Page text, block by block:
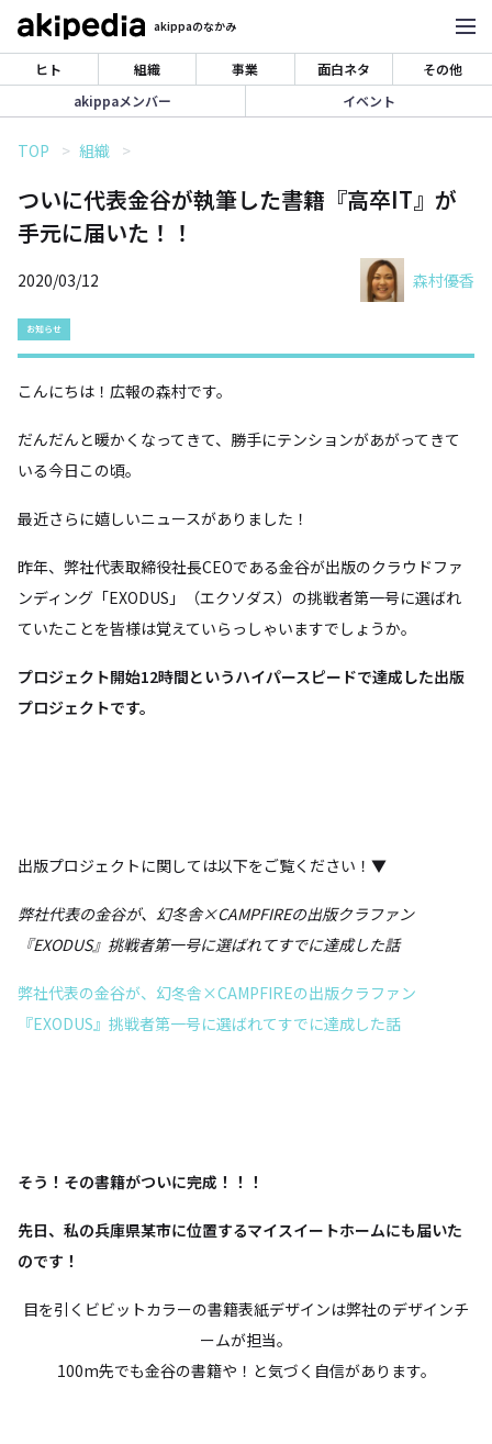
akippaのなかみ
ヒト 組織 事業 面白ネタ
その他
akippaメンバー
イベント
TOP 組織
ついに代表金谷が執筆した書籍『高卒IT』が
手元に届いた！！
2020/03/12 森村優香
お知らせ
こんにちは！広報の森村です。
だんだんと暖かくなってきて、勝手にテンションがあがってきて
いる今日この頃。
最近さらに嬉しいニュースがありました！
昨年、弊社代表取締役社長CEOである金谷が出版のクラウドファ
ンディング「EXODUS」（エクソダス）の挑戦者第一号に選ばれ
ていたことを皆様は覚えていらっしゃいますでしょうか。
プロジェクト開始12時間というハイパースピードで達成した出版
プロジェクトです。
出版プロジェクトに関しては以下をご覧ください！▼
弊社代表の金谷が、幻冬舎×CAMPFIREの出版クラファン
『EXODUS』挑戦者第一号に選ばれてすでに達成した話
弊社代表の金谷が、幻冬舎×CAMPFIREの出版クラファン
『EXODUS』挑戦者第一号に選ばれてすでに達成した話
そう！その書籍がついに完成！！！
先日、私の兵庫県某市に位置するマイスイートホームにも届いた
のです！
目を引くビビットカラーの書籍表紙デザインは弊社のデザインチ
ームが担当。
100m先でも金谷の書籍や！と気づく自信があります。